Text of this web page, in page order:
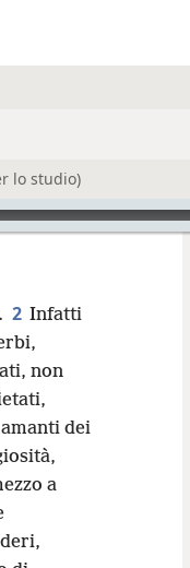
lo studio)
2 Infatti
non
dei
a